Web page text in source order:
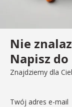
Nie
Napisz do
Znajdziemy dla
Twój adres e-mail